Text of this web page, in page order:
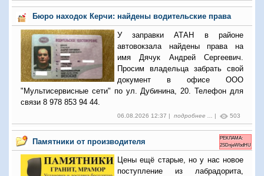
Бюро находок Керчи: найдены водительские права
У заправки АТАН в районе
автовокзала найдены права на
имя Дячук Андрей Сергеевич.
Просим владельца забрать свой
документ в офисе ООО
"Мультисервисные сети" по ул. Дубинина, 20. Телефон для
связи 8 978 853 94 44.
06.08.2026 12:37 | подробнее ... | 503
Памятники от производителя
РЕКЛАМА:
2SDnjeWbdHU
Цены ещё старые, но у нас новое
поступление из лабрадорита,